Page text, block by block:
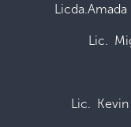
Lic.
Lic. Kevin